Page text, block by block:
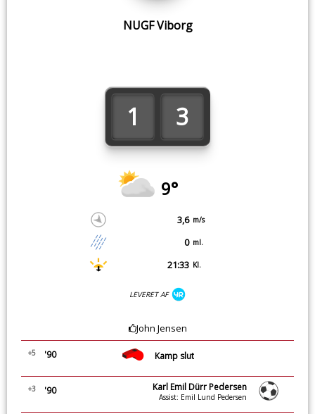
1 3
9°
3,6 m/s
0 ml.
21:33 Kl.
LEVERET AF
NUGF Viborg
John Jensen
'90
+5 Kamp slut
'90
+3 Karl Emil Dürr Pedersen
Assist: Emil Lund Pedersen